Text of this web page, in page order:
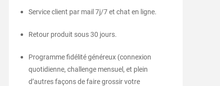
Serviceclient par mail 7j/7et chat en ligne.
Retour produit sous30 jours.
Programmefidélitégénéreux (connexion
quotidienne, challenge mensuel, et plein
d’autresfaçonsdefairegrossirvotre